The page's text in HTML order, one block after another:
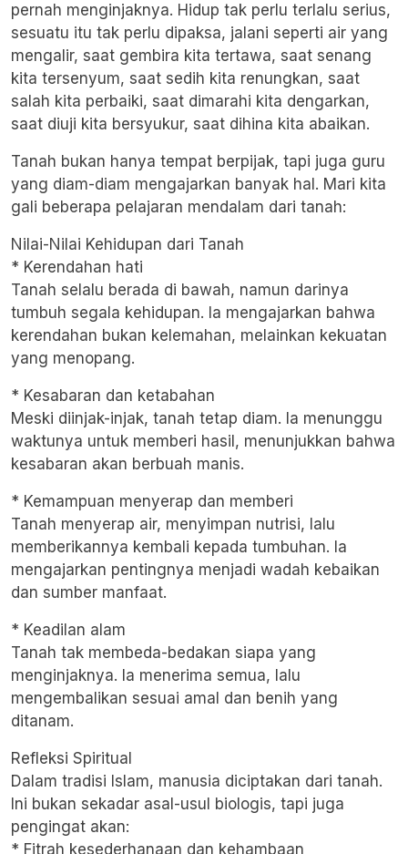
pernah menginjaknya. Hidup tak perlu terlalu serius,
sesuatu itu tak perlu dipaksa, jalani seperti air yang
mengalir, saat gembira kita tertawa, saat senang
kita tersenyum, saat sedih kita renungkan, saat
salah kita perbaiki, saat dimarahi kita dengarkan,
saat diuji kita bersyukur, saat dihina kita abaikan.
Tanah bukan hanya tempat berpijak, tapi juga guru
yang diam-diam mengajarkan banyak hal. Mari kita
gali beberapa pelajaran mendalam dari tanah:
Nilai-Nilai Kehidupan dari Tanah
* Kerendahan hati
Tanah selalu berada di bawah, namun darinya
tumbuh segala kehidupan. Ia mengajarkan bahwa
kerendahan bukan kelemahan, melainkan kekuatan
yang menopang.
* Kesabaran dan ketabahan
Meski diinjak-injak, tanah tetap diam. Ia menunggu
waktunya untuk memberi hasil, menunjukkan bahwa
kesabaran akan berbuah manis.
* Kemampuan menyerap dan memberi
Tanah menyerap air, menyimpan nutrisi, lalu
memberikannya kembali kepada tumbuhan. Ia
mengajarkan pentingnya menjadi wadah kebaikan
dan sumber manfaat.
* Keadilan alam
Tanah tak membeda-bedakan siapa yang
menginjaknya. Ia menerima semua, lalu
mengembalikan sesuai amal dan benih yang
ditanam.
Refleksi Spiritual
Dalam tradisi Islam, manusia diciptakan dari tanah.
Ini bukan sekadar asal-usul biologis, tapi juga
pengingat akan:
* Fitrah kesederhanaan dan kehambaan